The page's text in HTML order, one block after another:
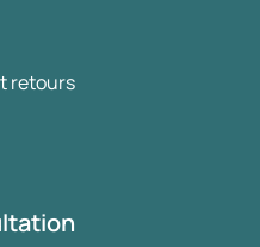
retours